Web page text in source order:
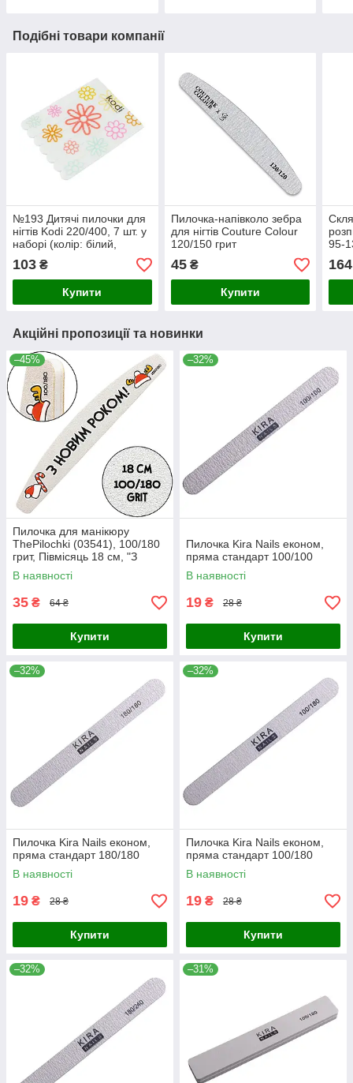
Подібні товари компанії
№193 Дитячі пилочки для
нігтів Kodi 220/400, 7 шт. у
наборі (колір: білий,
103 ₴
Купити
Пилочка-напівколо зебра
для нігтів Couture Colour
120/150 грит
45₴
Купити
95-
164
Акційні пропозиції та новинки
–45%
Пилочка для манікюру
ThePilochki (03541), 100/180
грит, Півмісяць 18 см, "З
Новим Роком"
В наявності
35 ₴ 64 ₴
Купити
–32%
Пилочка Kira Nails економ,
пряма стандарт 100/100
В наявності
19 ₴ 28 ₴
Купити
–32%
Пилочка Kira Nails економ,
пряма стандарт 180/180
В наявності
19 ₴ 28 ₴
Купити
–32%
Пилочка Kira Nails економ,
пряма стандарт 100/180
В наявності
19 ₴ 28 ₴
Купити
–32% –31%